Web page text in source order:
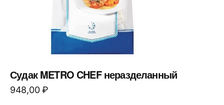
Судак METRO CHEF неразделанный
948,00₽